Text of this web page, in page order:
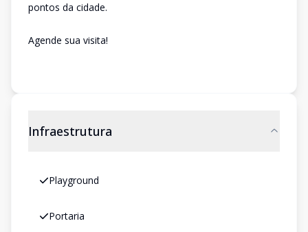
pontos da cidade.
Agende sua visita!
Infraestrutura
Playground
Portaria